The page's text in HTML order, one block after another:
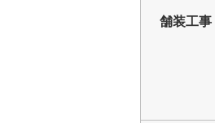
舗装工事